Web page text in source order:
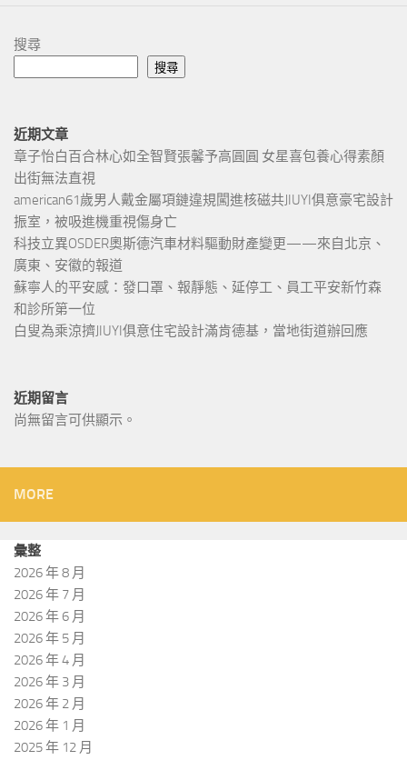
搜尋
搜尋
近期文章
章子怡白百合林心如全智賢張馨予高圓圓 女星喜包養心得素顏
出街無法直視
american61歲男人戴金屬項鏈違規闖進核磁共JIUYI俱意豪宅設計
振室，被吸進機重視傷身亡
科技立異OSDER奧斯德汽車材料驅動財產變更——來自北京、
廣東、安徽的報道
蘇寧人的平安感：發口罩、報靜態、延停工、員工平安新竹森
和診所第一位
白叟為乘涼擠JIUYI俱意住宅設計滿肯德基，當地街道辦回應
近期留言
尚無留言可供顯示。
MORE
彙整
2026 年 8 月
2026 年 7 月
2026 年 6 月
2026 年 5 月
2026 年 4 月
2026 年 3 月
2026 年 2 月
2026 年 1 月
2025 年 12 月